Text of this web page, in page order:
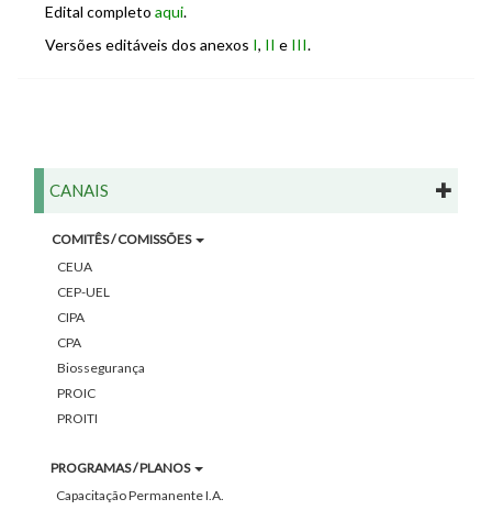
Edital completo aqui.
Versões editáveis dos anexos I, II e III.
CANAIS
COMITÊS / COMISSÕES
CEUA
CEP-UEL
CIPA
CPA
Biossegurança
PROIC
PROITI
PROGRAMAS / PLANOS
Capacitação Permanente I.A.